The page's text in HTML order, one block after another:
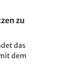
zu
das
dem